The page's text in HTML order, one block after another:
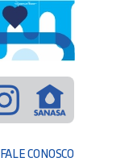
FALE CONOSCO